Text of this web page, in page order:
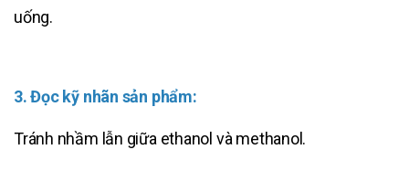
uống.
3. Đọc kỹ nhãn sản phẩm:
Tránh nhầm lẫn giữa ethanol và methanol.